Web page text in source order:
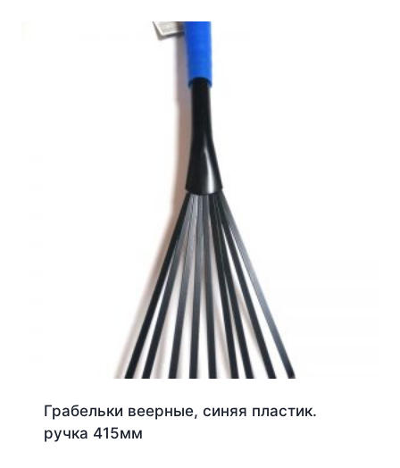
Грабельки веерные, синяя пластик.
ручка 415мм